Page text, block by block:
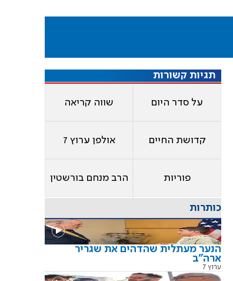
תגיות קשורות
על סדר היום שווה קריאה
קדושת החיים אולפן ערוץ 7
פוריות הרב מנחם בורשטין
כותרות
הנער מעתלית שהדהים את שגריר
ארה"ב
ערוץ 7